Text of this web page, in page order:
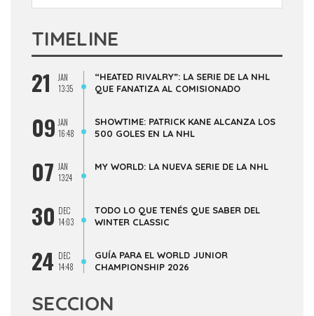
TIMELINE
21
JAN
13:35
“HEATED RIVALRY”: LA SERIE DE LA NHL
QUE FANATIZA AL COMISIONADO
09 JAN
16:48
SHOWTIME: PATRICK KANE ALCANZA LOS
500 GOLES EN LA NHL
07 JAN
13:24
MY WORLD: LA NUEVA SERIE DE LA NHL
30 DEC
14:03
TODO LO QUE TENÉS QUE SABER DEL
WINTER CLASSIC
24 DEC
14:48
GUÍA PARA EL WORLD JUNIOR
CHAMPIONSHIP 2026
SECCION